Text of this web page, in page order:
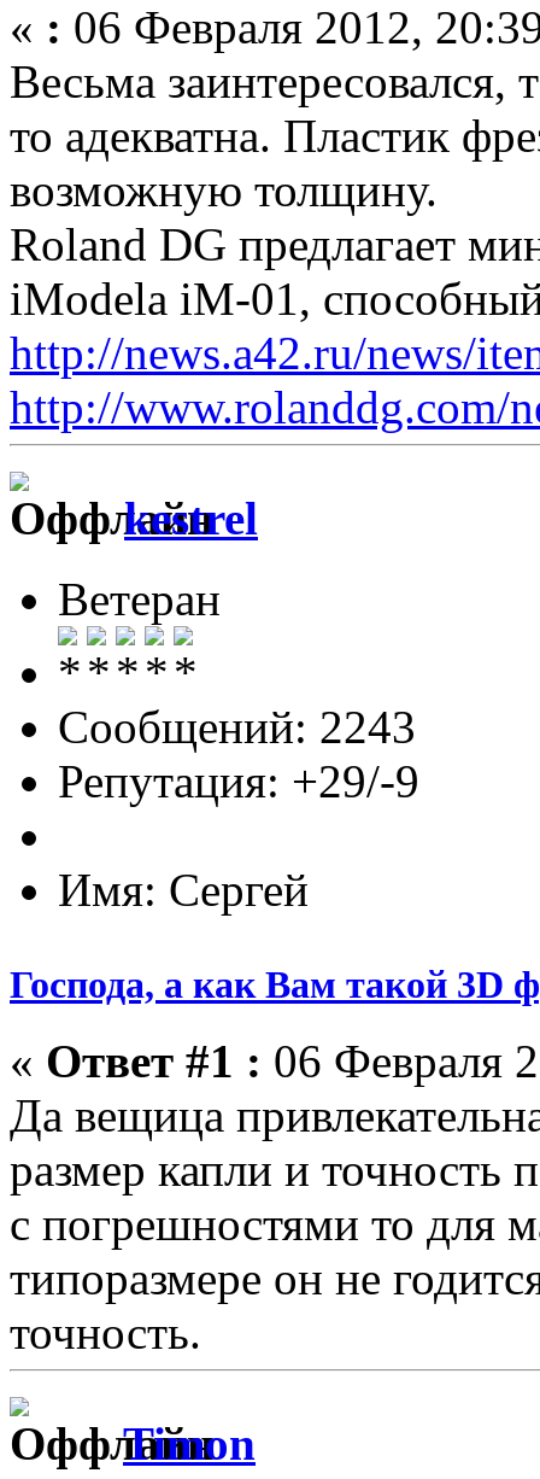
« : 06 Февраля 2012,
Весьма
то адекватна. Пластик
возможную толщину.
Roland DG предлагает
iModela iM-01,
http://news.a42.ru/news/
http://www.rolanddg.com/
kestrel
Ветеран
Сообщений: 2243
Репутация: +29/-9
Имя: Сергей
Господа, а как Вам такой 3D
« Ответ #1 : 06 Февраля
Да вещица
размер капли и точность
с погрешностями то для
типоразмере он не
точность.
Timon